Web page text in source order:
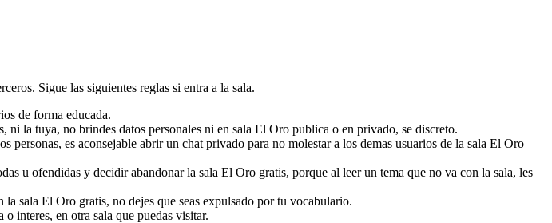
Sigue las siguientes reglas si entra a la sala.
de forma educada.
ni la tuya, no brindes datos personales ni en sala El Oro publica o en privado, se discreto.
personas, es aconsejable abrir un chat privado para no molestar a los demas usuarios de la sala El Oro
u ofendidas y decidir abandonar la sala El Oro gratis, porque al leer un tema que no va con la sala, les
sala El Oro gratis, no dejes que seas expulsado por tu vocabulario.
o interes, en otra sala que puedas visitar.